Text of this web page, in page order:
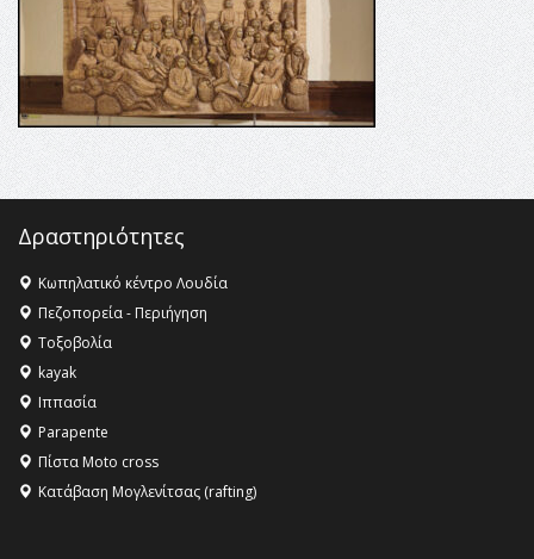
16:35 -Το πρόγραμμα του ΠΑΟΚ στον δεύτερο γύρο του
Champions League!
16:27 -Όλυμπος: Εντάχθηκε στον Κατάλογο Παγκόσμιας
Κληρονομιάς της UNESCO – Ομόφωνη η απόφαση Ο
Όλυμπος αναγνωρίστηκε ως φυσικό και πολιτιστικό
αγαθό εξέχουσας οικουμενικής αξίας για την
ανθρωπότητα
ΣΤΗΝ ΕΔΕΣΣΑ
Δραστηριότητες
Κωπηλατικό κέντρο Λουδία
Πεζοπορεία - Περιήγηση
Τοξοβολία
kayak
Ιππασία
Parapente
Πίστα Moto cross
Κατάβαση Μογλενίτσας (rafting)